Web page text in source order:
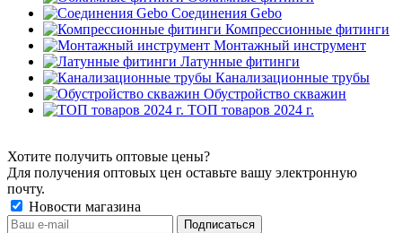
Соединения Gebo
Компрессионные фитинги
Монтажный инструмент
Латунные фитинги
Канализационные трубы
Обустройство скважин
ТОП товаров 2024 г.
Хотите получить оптовые цены?
Для получения оптовых цен оставьте вашу электронную
почту.
Новости магазина